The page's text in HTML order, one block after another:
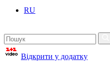
RU
Відкрити у додатку